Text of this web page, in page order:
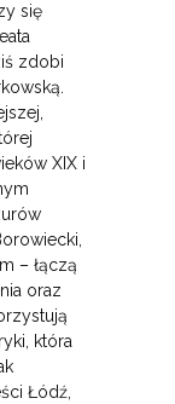
się
zdobi
XIX i
– łączą
oraz
która
Łódź,